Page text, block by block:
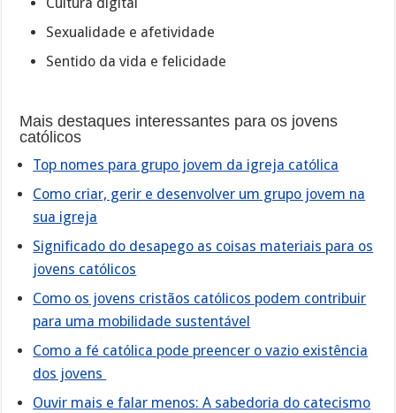
Sexualidade e afetividade
Sentido da vida e felicidade
Mais destaques interessantes para os jovens
católicos
Top nomes para grupo jovem da igreja católica
Como criar, gerir e desenvolver um grupo jovem na
sua igreja
Significado do desapego as coisas materiais para os
jovens católicos
Como os jovens cristãos católicos podem contribuir
para uma mobilidade sustentável
Como a fé católica pode preencer o vazio existência
dos jovens
Ouvir mais e falar menos: A sabedoria do catecismo